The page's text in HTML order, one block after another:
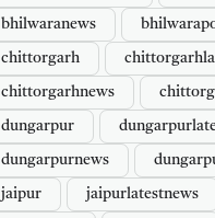
bhilwaranews
chittorgarh
chittorgarhnews
dungarpur
dungarpurnews
jaipur jaipurlatestnews